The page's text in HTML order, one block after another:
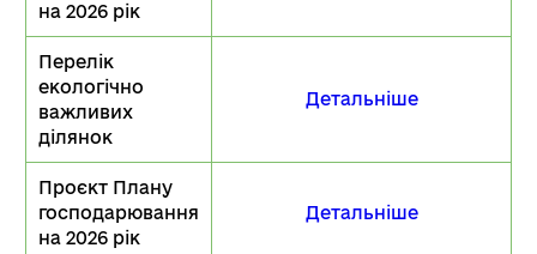
на 2026 рік
Перелік
екологічно
важливих
ділянок
Детальніше
Проєкт Плану
господарювання
на 2026 рік
Детальніше